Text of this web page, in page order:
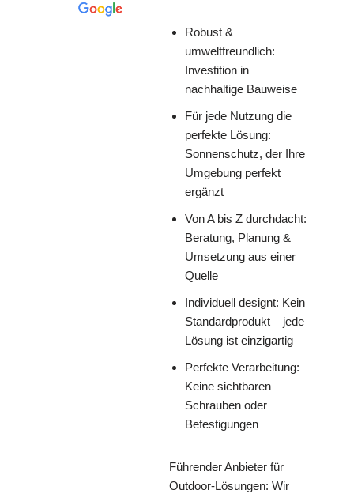
Robust &
umweltfreundlich:
Investition in
nachhaltige Bauweise
Für jede Nutzung die
perfekte Lösung:
Sonnenschutz, der Ihre
Umgebung perfekt
ergänzt
Von A bis Z durchdacht:
Beratung, Planung &
Umsetzung aus einer
Quelle
Individuell designt: Kein
Standardprodukt – jede
Lösung ist einzigartig
Perfekte Verarbeitung:
Keine sichtbaren
Schrauben oder
Befestigungen
Führender Anbieter für
Outdoor-Lösungen: Wir